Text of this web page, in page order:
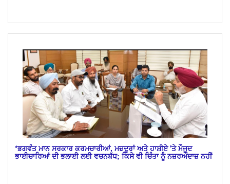
*ਭਗਵੰਤ ਮਾਨ ਸਰਕਾਰ ਕਰਮਚਾਰੀਆਂ, ਮਜ਼ਦੂਰਾਂ ਅਤੇ ਹਾਸ਼ੀਏ 'ਤੇ ਮੌਜੂਦ
ਭਾਈਚਾਰਿਆਂ ਦੀ ਭਲਾਈ ਲਈ ਵਚਨਬੱਧ; ਕਿਸੇ ਵੀ ਚਿੰਤਾ ਨੂੰ ਨਜ਼ਰਅੰਦਾਜ਼ ਨਹੀਂ